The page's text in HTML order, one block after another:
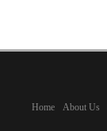
Home About Us